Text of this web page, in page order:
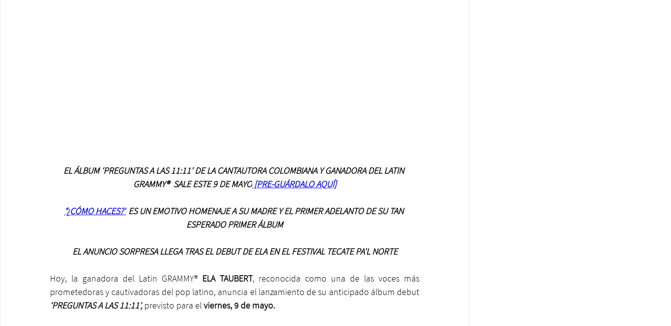
EL ÁLBUM ‘PREGUNTAS A LAS 11:11’ DE LA CANTAUTORA COLOMBIANA Y GANADORA DEL LATIN
GRAMMY®  SALE ESTE 9 DE MAYO [PRE-GUÁRDALO AQUÍ]
“¿CÓMO HACES?” ES UN EMOTIVO HOMENAJE A SU MADRE Y EL PRIMER ADELANTO DE SU TAN
ESPERADO PRIMER ÁLBUM
EL ANUNCIO SORPRESA LLEGA TRAS EL DEBUT DE ELA EN EL FESTIVAL TECATE PA'L NORTE
Hoy, la ganadora del Latin GRAMMY® ELA TAUBERT, reconocida como una de las voces más
‘PREGUNTAS A LAS 11:11’, previsto para el viernes, 9 de mayo.